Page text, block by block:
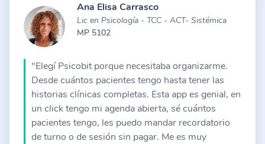
Ana Elisa Carrasco
Lic en Psicología - TCC - ACT- Sistémica
MP 5102
"Elegí Psicobit porque necesitaba organizarme.
Desde cuántos pacientes tengo hasta tener las
historias clínicas completas. Esta app es genial, en
un click tengo mi agenda abierta, sé cuántos
pacientes tengo, les puedo mandar recordatorio
de turno o de sesión sin pagar. Me es muy